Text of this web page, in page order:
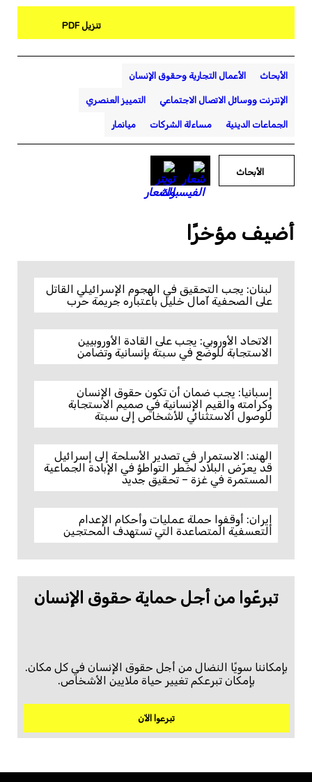
تنزيل PDF
الأبحاث الأعمال التجارية وحقوق الإنسان
الإنترنت ووسائل الاتصال الاجتماعي التمييز العنصري
الجماعات الدينية مساءلة الشركات ميانمار
الأبحاث
أضيف مؤخرًا
لبنان: يجب التحقيق في الهجوم الإسرائيلي القاتل
على الصحفية آمال خليل باعتباره جريمة حرب
الاتحاد الأوروبي: يجب على القادة الأوروبيين
الاستجابة للوضع في سبتة بإنسانية وتضامن
إسبانيا: يجب ضمان أن تكون حقوق الإنسان
وكرامته والقيم الإنسانية في صميم الاستجابة
للوصول الاستثنائي للأشخاص إلى سبتة
الهند: الاستمرار في تصدير الأسلحة إلى إسرائيل
قد يعرّض البلاد لخطر التواطؤ في الإبادة الجماعية
المستمرة في غزة – تحقيق جديد
إيران: أوقفوا حملة عمليات وأحكام الإعدام
التعسفية المتصاعدة التي تستهدف المحتجين
تبرعّوا من أجل حماية حقوق الإنسان
بإمكاننا سويًا النضال من أجل حقوق الإنسان في كل مكان.
بإمكان تبرعكم تغيير حياة ملايين الأشخاص.
تبرعوا الآن